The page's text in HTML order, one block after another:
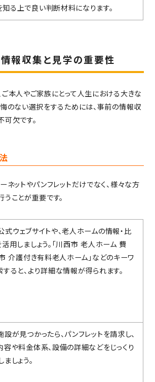
知る上で良い判断材料になります。
報収集と見学の重要性
本人やご家族にとって人生における大きな
のない選択をするためには、事前の情報収
欠です。
ネットやパンフレットだけでなく、様々な方
ことが重要です。
式ウェブサイトや、老人ホームの情報・比
用しましょう。「川西市 老人ホーム 費
市 介護付き有料老人ホーム」などのキーワ
すると、より詳細な情報が得られます。
が見つかったら、パンフレットを請求し、
容や料金体系、設備の詳細などをじっくり
しょう。